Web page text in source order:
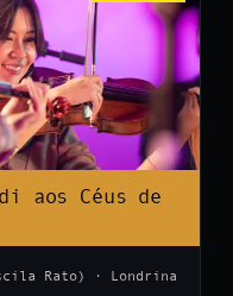
aos Céus de
Rato) · Londrina